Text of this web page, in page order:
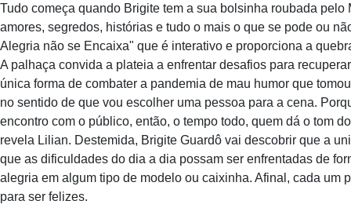
Tudo começa quando Brigite tem a sua bolsinha roubada
amores, segredos, histórias e tudo o mais o que se pode ou
Alegria não se Encaixa" que é interativo e proporciona a
A palhaça convida a plateia a enfrentar desafios para
única forma de combater a pandemia de mau humor que
no sentido de que vou escolher uma pessoa para a cena.
encontro com o público, então, o tempo todo, quem dá o tom
revela Lilian. Destemida, Brigite Guardô vai descobrir que a
que as dificuldades do dia a dia possam ser enfrentadas de
alegria em algum tipo de modelo ou caixinha. Afinal, cada um
para ser felizes.